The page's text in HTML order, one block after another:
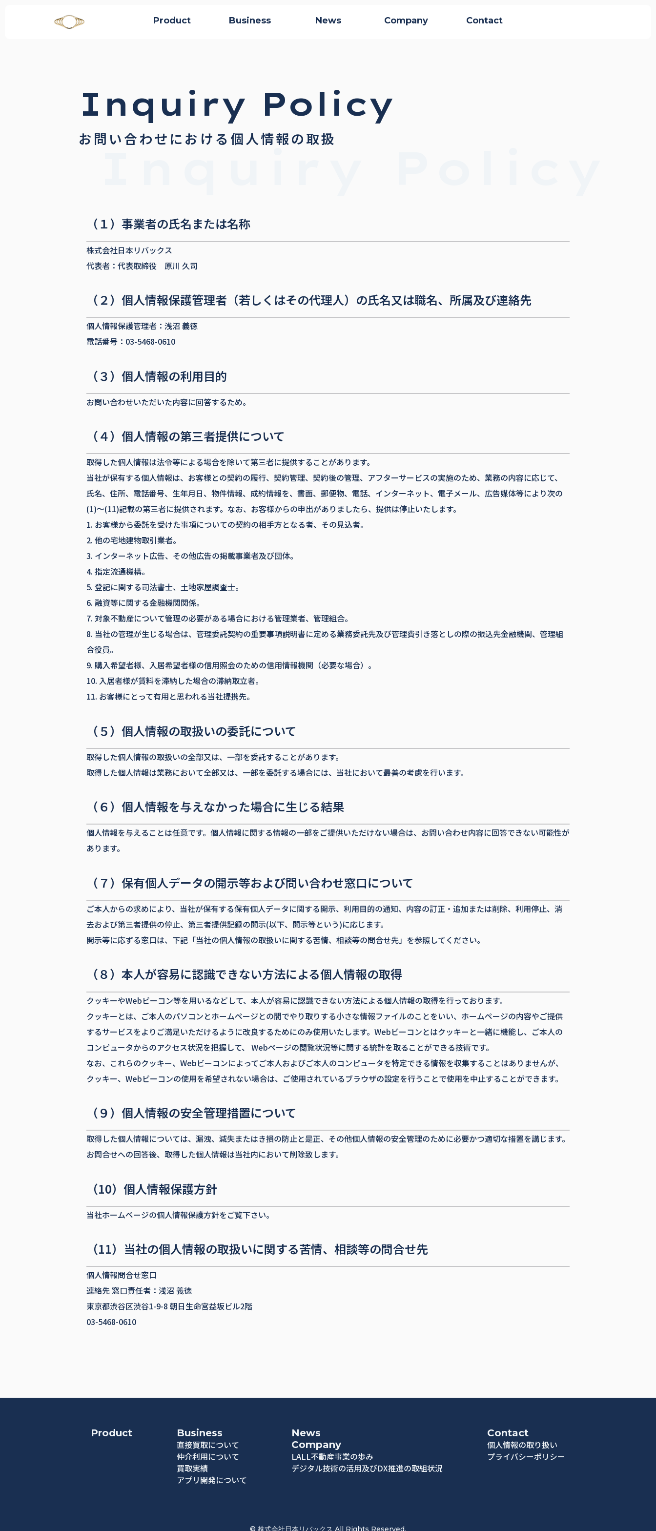
Product Business News Company Contact
Inquiry Policy
お問い合わせにおける個人情報の取扱
（１）事業者の氏名または名称
株式会社日本リバックス
代表者：代表取締役 原川 久司
（２）個人情報保護管理者（若しくはその代理人）の氏名又は職名、所属及び連絡先
個人情報保護管理者：浅沼 義徳
電話番号：03-5468-0610
（３）個人情報の利用目的
お問い合わせいただいた内容に回答するため。
（４）個人情報の第三者提供について
取得した個人情報は法令等による場合を除いて第三者に提供することがあります。
当社が保有する個人情報は、お客様との契約の履行、契約管理、契約後の管理、アフターサービスの実施のため、業務の内容に応じて、
氏名、住所、電話番号、生年月日、物件情報、成約情報を、書面、郵便物、電話、インターネット、電子メール、広告媒体等により次の
(1)～(11)記載の第三者に提供されます。なお、お客様からの申出がありましたら、提供は停止いたします。
お客様から委託を受けた事項についての契約の相手方となる者、その見込者。
他の宅地建物取引業者。
インターネット広告、その他広告の掲載事業者及び団体。
指定流通機構。
登記に関する司法書士、土地家屋調査士。
融資等に関する金融機関関係。
対象不動産について管理の必要がある場合における管理業者、管理組合。
当社の管理が生じる場合は、管理委託契約の重要事項説明書に定める業務委託先及び管理費引き落としの際の振込先金融機関、管理組
合役員。
購入希望者様、入居希望者様の信用照会のための信用情報機関（必要な場合）。
入居者様が賃料を滞納した場合の滞納取立者。
お客様にとって有用と思われる当社提携先。
（５）個人情報の取扱いの委託について
取得した個人情報の取扱いの全部又は、一部を委託することがあります。
取得した個人情報は業務において全部又は、一部を委託する場合には、当社において最善の考慮を行います。
（６）個人情報を与えなかった場合に生じる結果
個人情報を与えることは任意です。個人情報に関する情報の一部をご提供いただけない場合は、お問い合わせ内容に回答できない可能性が
あります。
（７）保有個人データの開示等および問い合わせ窓口について
ご本人からの求めにより、当社が保有する保有個人データに関する開示、利用目的の通知、内容の訂正・追加または削除、利用停止、消
去および第三者提供の停止、第三者提供記録の開示(以下、開示等という)に応じます。
開示等に応ずる窓口は、下記「当社の個人情報の取扱いに関する苦情、相談等の問合せ先」を参照してください。
（８）本人が容易に認識できない方法による個人情報の取得
クッキーやWebビーコン等を用いるなどして、本人が容易に認識できない方法による個人情報の取得を行っております。
クッキーとは、ご本人のパソコンとホームページとの間でやり取りする小さな情報ファイルのことをいい、ホームページの内容やご提供
するサービスをよりご満足いただけるように改良するためにのみ使用いたします。Webビーコンとはクッキーと一緒に機能し、ご本人の
コンピュータからのアクセス状況を把握して、 Webページの閲覧状況等に関する統計を取ることができる技術です。
なお、これらのクッキー、Webビーコンによってご本人およびご本人のコンピュータを特定できる情報を収集することはありませんが、
クッキー、Webビーコンの使用を希望されない場合は、ご使用されているブラウザの設定を行うことで使用を中止することができます。
（９）個人情報の安全管理措置について
取得した個人情報については、漏洩、減失またはき損の防止と是正、その他個人情報の安全管理のために必要かつ適切な措置を講じます。
お問合せへの回答後、取得した個人情報は当社内において削除致します。
（10）個人情報保護方針
当社ホームページの個人情報保護方針をご覧下さい。
（11）当社の個人情報の取扱いに関する苦情、相談等の問合せ先
個人情報問合せ窓口
連絡先 窓口責任者：浅沼 義徳
東京都渋谷区渋谷1-9-8 朝日生命宮益坂ビル2階
03-5468-0610
Product
Business
直接買取について
仲介利用について
買取実績
アプリ開発について
News
Company
LALL不動産事業の歩み
デジタル技術の活用及びDX推進の取組状況
Contact
個人情報の取り扱い
プライバシーポリシー
© 株式会社日本リバックス All Rights Reserved.